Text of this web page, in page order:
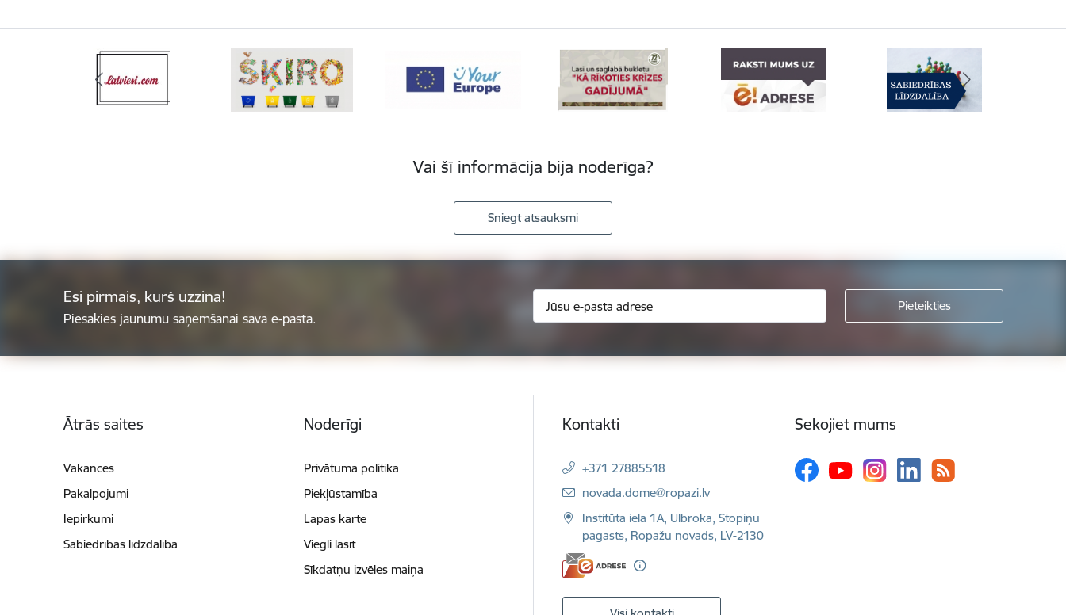
Vai šī informācija bija noderīga?
Sniegt atsauksmi
Esi pirmais, kurš uzzina!
Piesakies jaunumu saņemšanai savā e-pastā.
Ātrās saites
Vakances
Pakalpojumi
Iepirkumi
Sabiedrības līdzdalība
Noderīgi
Privātuma politika
Piekļūstamība
Lapas karte
Viegli lasīt
Sīkdatņu izvēles maiņa
Kontakti
+371 27885518
E-pasts:
novada.dome@ropazi.lv
Institūta iela 1A, Ulbroka, Stopiņu
pagasts, Ropažu novads, LV-2130
Sekojiet mums